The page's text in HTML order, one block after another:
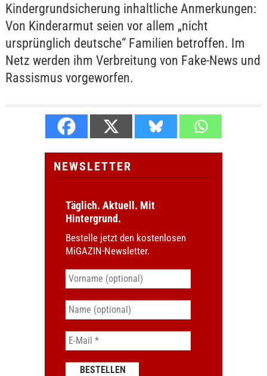
Kindergrundsicherung inhaltliche Anmerkungen:
Von Kinderarmut seien vor allem „nicht
ursprünglich deutsche“ Familien betroffen. Im
Netz werden ihm Verbreitung von Fake-News und
Rassismus vorgeworfen.
NEWSLETTER
Täglich. Aktuell. Mit
Hintergrund.
Bestelle jetzt den kostenlosen
MiGAZIN-Newsletter.